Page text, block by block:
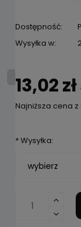
Dostępność:
Wysyłka w:
13,02 zł
Najniższa cena
*Wysyłka: